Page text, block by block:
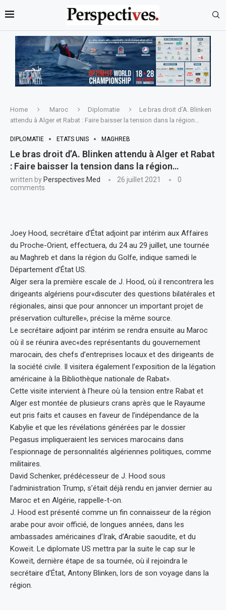
Home Maroc Diplomatie
Le bras droit d’A. Blinken
attendu à Alger et Rabat : Faire baisser la tension dans la région…
DIPLOMATIE ETATS UNIS MAGHREB
Le bras droit d’A. Blinken attendu à Alger et Rabat
: Faire baisser la tension dans la région…
written by Perspectives Med 26 juillet 2021
0
comments
Joey Hood, secrétaire d’État adjoint par intérim aux Affaires
du Proche-Orient, effectuera, du 24 au 29 juillet, une tournée
au Maghreb et dans la région du Golfe, indique samedi le
Département d’État US.
Alger sera la première escale de J. Hood, où il rencontrera les
dirigeants algériens pour«discuter des questions bilatérales et
régionales, ainsi que pour annoncer un important projet de
préservation culturelle», précise la même source.
Le secrétaire adjoint par intérim se rendra ensuite au Maroc
où il se réunira avec«des représentants du gouvernement
marocain, des chefs d’entreprises locaux et des dirigeants de
la société civile. Il visitera également l’exposition de la légation
américaine à la Bibliothèque nationale de Rabat».
Cette visite intervient à l’heure où la tension entre Rabat et
Alger est montée de plusieurs crans après que le Rayaume
eut pris faits et causes en faveur de l’indépendance de la
Kabylie et que les révélations générées par le dossier
Pegasus impliqueraient les services marocains dans
l’espionnage de personnalités algériennes politiques, comme
militaires.
David Schenker, prédécesseur de J. Hood sous
l’administration Trump, s’était déjà rendu en janvier dernier au
Maroc et en Algérie, rappelle-t-on.
J. Hood est présenté comme un fin connaisseur de la région
arabe pour avoir officié, de longues années, dans les
ambassades américaines d’Irak, d’Arabie saoudite, et du
Koweït. Le diplomate US mettra par la suite le cap sur le
Koweït, dernière étape de sa tournée, où il rejoindra le
secrétaire d’État, Antony Blinken, lors de son voyage dans la
région.